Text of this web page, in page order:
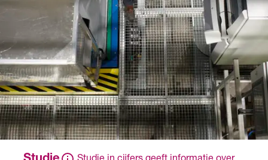
niveau 3 opleiding.